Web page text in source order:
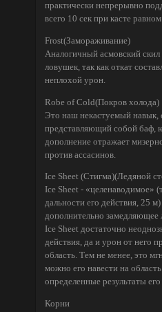
практически непрерывно
всего 10 сек при касте
Frost(Замораживание)
Аналогичный асмовский
ловушек, так как откат
неплохой урон.
Robe of Cold(Покров холода)
Это наш некастуемый навык,
представляющий собой баф,
дополнение отражает
против ассасинов.
Ice Sheet (Стигма)(Ледяной
Ice Sheet - «целенаводимое»
дальности его действия, 25
дополнительно замедляющее
Ice Sheet достаточно
действия, да и урон от него
область. Тем не менее, это
можно его навести на
определенные результаты
Корни